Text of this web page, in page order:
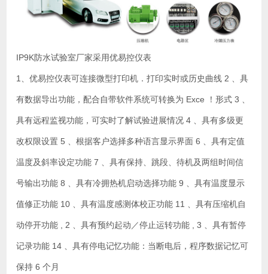
IP9K防水试验室厂家采用优易控仪表
1、优易控仪表可连接微型打印机．打印实时或历史曲线 2 、具
有数据导出功能，配合自带软件系统可转换为 Exce ！形式 3 、
具有远程监视功能，可实时了解试验进展情况 4 、具有多级更
改权限设置 5 、根据客户选择多种语言显示界面 6 、具有定值
温度及斜率设定功能 7 、具有保持、跳段、待机及两组时间信
号输出功能 8 、具有冷拥热机启动选择功能 9 、具有温度显示
值修正功能 10 、具有温度感测体校正功能 11 、具有压缩机自
动停开功能 , 2 、具有预约起动／停止运转功能 , 3 、具有暂停
记录功能 14 、具有停电记忆功能：当断电后，程序数据记忆可
保持 6 个月